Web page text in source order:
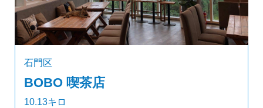
石門区
BOBO 喫茶店
10.13キロ